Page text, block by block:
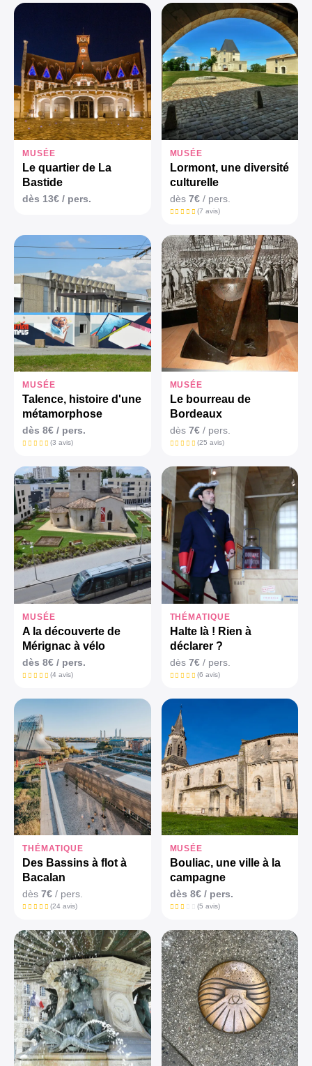
MUSÉE
Le quartier de La
Bastide
dès 13€ / pers.
MUSÉE
Lormont, une diversité
culturelle
dès 7€/ pers.
(7 avis)
MUSÉE
Talence, histoire d'une
métamorphose
dès 8€ / pers.
(3 avis)
MUSÉE
Le bourreau de
Bordeaux
dès 7€/ pers.
(25 avis)
MUSÉE
A la découverte de
Mérignac à vélo
dès 8€ / pers.
(4 avis)
THÉMATIQUE
Halte là ! Rien à
déclarer ?
dès 7€/ pers.
(6 avis)
THÉMATIQUE
Des Bassins à flot à
Bacalan
dès 7€ / pers.
(24 avis)
MUSÉE
Bouliac, une ville à la
campagne
dès 8€/ pers.
(5 avis)